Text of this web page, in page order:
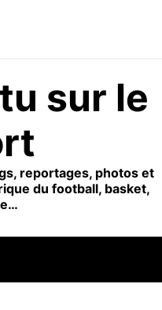
sur le
reportages, photos et
du football, basket,